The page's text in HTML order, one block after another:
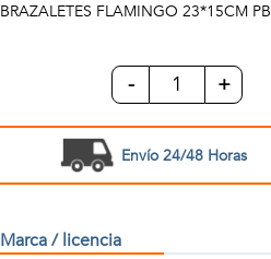
BRAZALETES FLAMINGO 23*15CM PB
- +
Envío 24/48 Horas
Marca / licencia